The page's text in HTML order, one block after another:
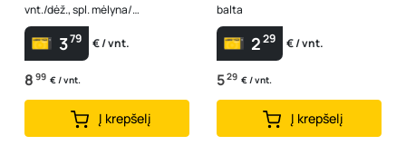
vnt./dėž., spl. mėlyna/
žydra/balta
379 € / vnt.
8 99 € / vnt.
Į krepšelį
balta
229 € / vnt.
529 € / vnt.
Į krepšelį